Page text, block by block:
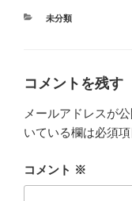
カ
未分類
コメントを残す
メールアドレスが
いている欄は必須
コメント ※